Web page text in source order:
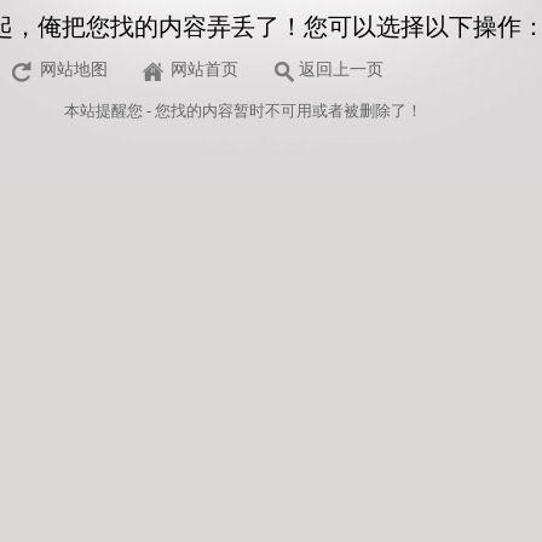
，俺把您找的内容弄丢了！您可以选择以下操作
网站地图 网站首页 返回上一页
本站提醒您 - 您找的内容暂时不可用或者被删除了！